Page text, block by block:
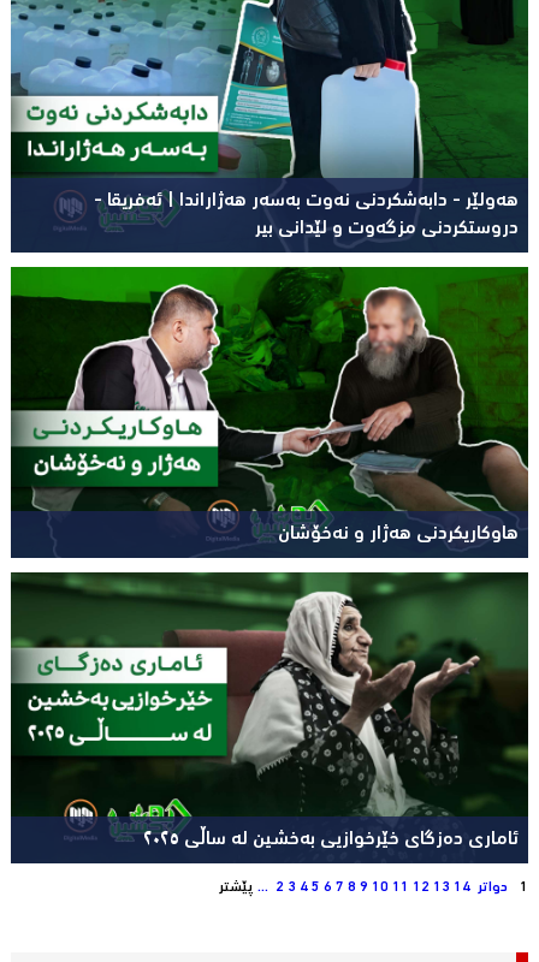
هەولێر - دابەشکردنی نەوت بەسەر هەژاراندا | ئەفریقا -
دروستکردنی مزگەوت و لێدانی بیر
هاوکاریکردنی هەژار و نەخۆشان
ئاماری دەزگای خێرخوازیی بەخشین لە ساڵی ٢٠٢٥
دواتر 1
2 3 45 6 7 8 9 10 11 12 13 14
... پێشتر